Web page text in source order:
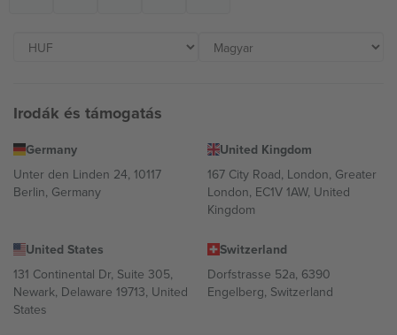
Irodák és támogatás
Germany
Unter den Linden 24, 10117
Berlin, Germany
United Kingdom
167 City Road, London, Greater
London, EC1V 1AW, United
Kingdom
United States
131 Continental Dr, Suite 305,
Newark, Delaware 19713, United
States
Switzerland
Dorfstrasse 52a, 6390
Engelberg, Switzerland